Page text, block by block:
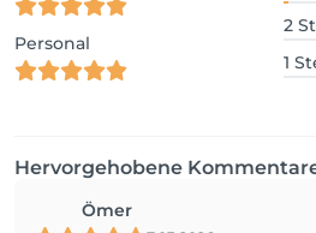
Personal
2
1
Hervorgehobene
Ömer